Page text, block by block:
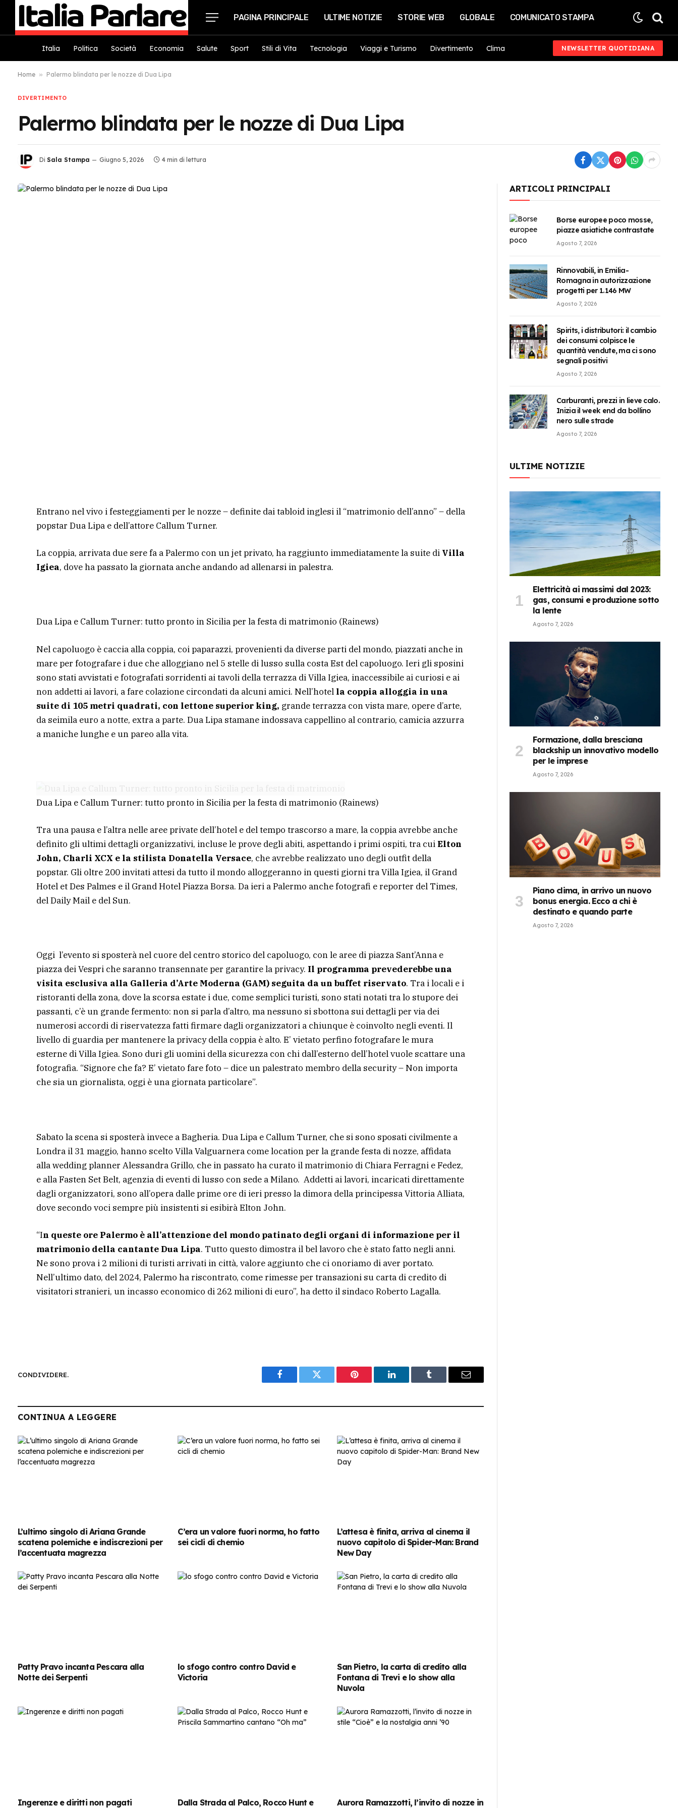
PAGINA PRINCIPALE ULTIME NOTIZIE STORIE WEB GLOBALE COMUNICATO STAMPA
Italia Politica Società Economia Salute Sport Stili di Vita Tecnologia Viaggi e Turismo Divertimento Clima NEWSLETTER QUOTIDIANA
Home » Palermo blindata per le nozze di Dua Lipa
DIVERTIMENTO
Palermo blindata per le nozze di Dua Lipa
Di Sala Stampa Giugno 5, 2026 4 min di lettura
Entrano nel vivo i festeggiamenti per le nozze – definite dai tabloid inglesi il “matrimonio dell’anno” – della
popstar Dua Lipa e dell’attore Callum Turner.
La coppia, arrivata due sere fa a Palermo con un jet privato, ha raggiunto immediatamente la suite di Villa
Igiea, dove ha passato la giornata anche andando ad allenarsi in palestra.
Dua Lipa e Callum Turner: tutto pronto in Sicilia per la festa di matrimonio (Rainews)
Nel capoluogo è caccia alla coppia, coi paparazzi, provenienti da diverse parti del mondo, piazzati anche in
mare per fotografare i due che alloggiano nel 5 stelle di lusso sulla costa Est del capoluogo. Ieri gli sposini
sono stati avvistati e fotografati sorridenti ai tavoli della terrazza di Villa Igiea, inaccessibile ai curiosi e ai
non addetti ai lavori, a fare colazione circondati da alcuni amici. Nell’hotel la coppia alloggia in una
suite di 105 metri quadrati, con lettone superior king, grande terrazza con vista mare, opere d’arte,
da seimila euro a notte, extra a parte. Dua Lipa stamane indossava cappellino al contrario, camicia azzurra
a maniche lunghe e un pareo alla vita.
Dua Lipa e Callum Turner: tutto pronto in Sicilia per la festa di matrimonio (Rainews)
Tra una pausa e l’altra nelle aree private dell’hotel e del tempo trascorso a mare, la coppia avrebbe anche
definito gli ultimi dettagli organizzativi, incluse le prove degli abiti, aspettando i primi ospiti, tra cuiElton
John, Charli XCX e la stilista Donatella Versace, che avrebbe realizzato uno degli outfit della
popstar. Gli oltre 200 invitati attesi da tutto il mondo alloggeranno in questi giorni tra Villa Igiea, il Grand
Hotel et Des Palmes e il Grand Hotel Piazza Borsa. Da ieri a Palermo anche fotografi e reporter del Times,
del Daily Mail e del Sun.
Oggi l’evento si sposterà nel cuore del centro storico del capoluogo, con le aree di piazza Sant’Anna e
piazza dei Vespri che saranno transennate per garantire la privacy. Il programma prevederebbe una
visita esclusiva alla Galleria d’Arte Moderna (GAM) seguita da un buffet riservato. Tra i locali e i
ristoranti della zona, dove la scorsa estate i due, come semplici turisti, sono stati notati tra lo stupore dei
passanti, c’è un grande fermento: non si parla d’altro, ma nessuno si sbottona sui dettagli per via dei
numerosi accordi di riservatezza fatti firmare dagli organizzatori a chiunque è coinvolto negli eventi. Il
livello di guardia per mantenere la privacy della coppia è alto. E’ vietato perfino fotografare le mura
esterne di Villa Igiea. Sono duri gli uomini della sicurezza con chi dall’esterno dell’hotel vuole scattare una
fotografia. “Signore che fa? E’ vietato fare foto – dice un palestrato membro della security – Non importa
che sia un giornalista, oggi è una giornata particolare”.
Sabato la scena si sposterà invece a Bagheria. Dua Lipa e Callum Turner, che si sono sposati civilmente a
Londra il 31 maggio, hanno scelto Villa Valguarnera come location per la grande festa di nozze, affidata
alla wedding planner Alessandra Grillo, che in passato ha curato il matrimonio di Chiara Ferragni e Fedez,
e alla Fasten Set Belt, agenzia di eventi di lusso con sede a Milano. Addetti ai lavori, incaricati direttamente
dagli organizzatori, sono all’opera dalle prime ore di ieri presso la dimora della principessa Vittoria Alliata,
dove secondo voci sempre più insistenti si esibirà Elton John.
“In queste ore Palermo è all’attenzione del mondo patinato degli organi di informazione per il
matrimonio della cantante Dua Lipa. Tutto questo dimostra il bel lavoro che è stato fatto negli anni.
Ne sono prova i 2 milioni di turisti arrivati in città, valore aggiunto che ci onoriamo di aver portato.
Nell’ultimo dato, del 2024, Palermo ha riscontrato, come rimesse per transazioni su carta di credito di
visitatori stranieri, un incasso economico di 262 milioni di euro”, ha detto il sindaco Roberto Lagalla.
CONDIVIDERE.
Facebook Twitter Pinterest LinkedIn Tumblr Email
CONTINUA A LEGGERE
L’ultimo singolo di Ariana Grande
scatena polemiche e indiscrezioni per
l’accentuata magrezza
C’era un valore fuori norma, ho fatto
sei cicli di chemio
L’attesa è finita, arriva al cinema il
nuovo capitolo di Spider-Man: Brand
New Day
Patty Pravo incanta Pescara alla
Notte dei Serpenti
lo sfogo contro contro David e
Victoria
San Pietro, la carta di credito alla
Fontana di Trevi e lo show alla
Nuvola
Ingerenze e diritti non pagati
Dalla Strada al Palco, Rocco Hunt e
Aurora Ramazzotti, l’invito di nozze in
ARTICOLI PRINCIPALI
Borse europee poco mosse,
piazze asiatiche contrastate
Agosto 7, 2026
Rinnovabili, in Emilia-
Romagna in autorizzazione
progetti per 1.146 MW
Agosto 7, 2026
Spirits, i distributori: il cambio
dei consumi colpisce le
quantità vendute, ma ci sono
segnali positivi
Agosto 7, 2026
Carburanti, prezzi in lieve calo.
Inizia il week end da bollino
nero sulle strade
Agosto 7, 2026
ULTIME NOTIZIE
Elettricità ai massimi dal 2023:
gas, consumi e produzione sotto
la lente
Agosto 7, 2026
Formazione, dalla bresciana
blackship un innovativo modello
per le imprese
Agosto 7, 2026
Piano clima, in arrivo un nuovo
bonus energia. Ecco a chi è
destinato e quando parte
Agosto 7, 2026